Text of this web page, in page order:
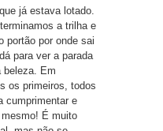
já estava lotado.
a trilha e
portão por onde sai
para ver a parada
beleza. Em
os primeiros, todos
cumprimentar e
É muito